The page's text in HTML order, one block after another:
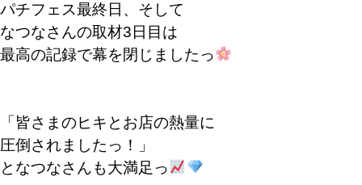
パチフェス最終日、そして
なつなさんの取材3日目は
最高の記録で幕を閉じましたっ
「皆さまのヒキとお店の熱量に
圧倒されましたっ！」
となつなさんも大満足っ